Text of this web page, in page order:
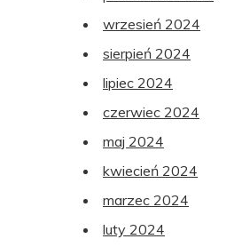
wrzesień 2024
sierpień 2024
lipiec 2024
czerwiec 2024
maj 2024
kwiecień 2024
marzec 2024
luty 2024